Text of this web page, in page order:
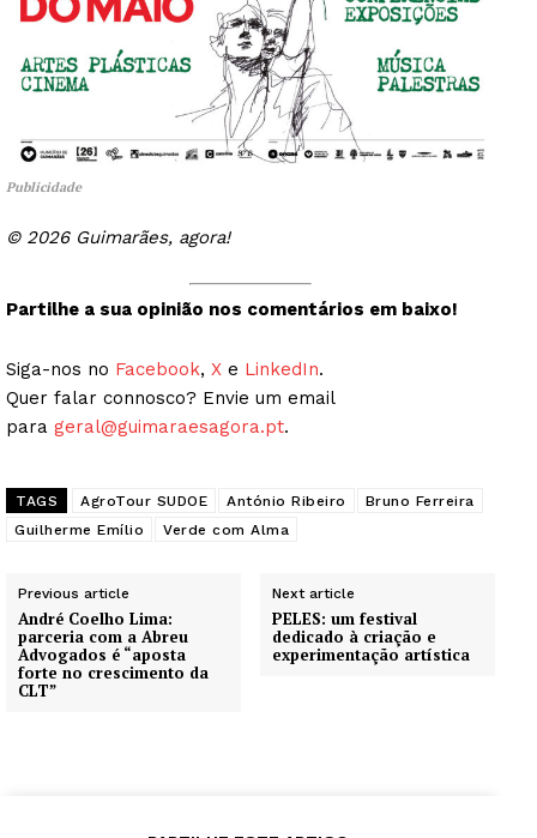
Publicidade
© 2026 Guimarães, agora!
Partilhe a sua opinião nos comentários em baixo!
Siga-nos no Facebook, X e LinkedIn.
Quer falar connosco? Envie um email
para geral@guimaraesagora.pt.
TAGS AgroTour SUDOE António Ribeiro
Bruno Ferreira
Guilherme Emílio
Verde com Alma
Previous article
André Coelho Lima:
parceria com a Abreu
Advogados é “aposta
forte no crescimento da
CLT”
Next article
PELES: um festival
dedicado à criação e
experimentação artística